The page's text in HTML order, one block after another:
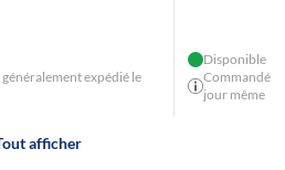
expédié le
Disponible
Commandé
jour même
afficher